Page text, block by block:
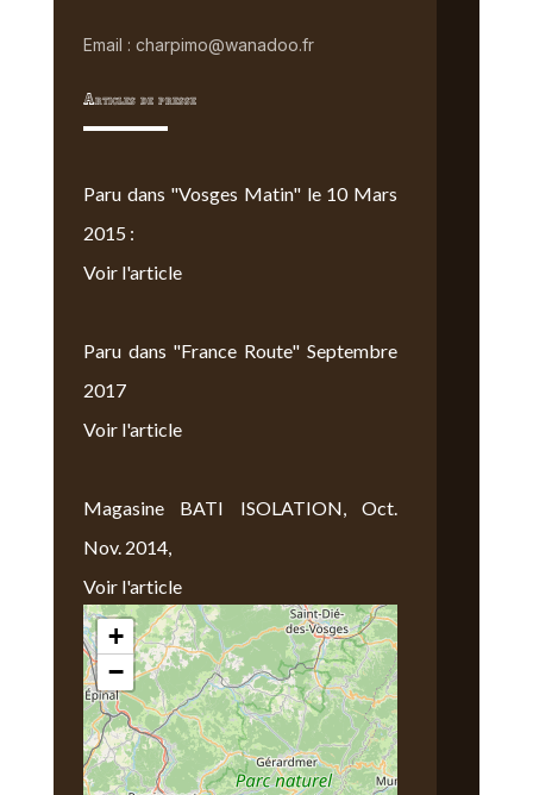
Email : charpimo@wanadoo.fr
Articles de presse
Paru dans "Vosges Matin" le 10 Mars
2015 :
Voir l'article
Paru dans "France Route" Septembre
2017
Voir l'article
Magasine BATI ISOLATION, Oct.
Nov. 2014,
Voir l'article
Nous Trouver
+
−